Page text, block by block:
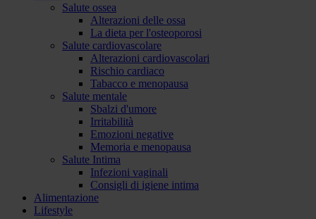
Salute ossea
Alterazioni delle ossa
La dieta per l'osteoporosi
Salute cardiovascolare
Alterazioni cardiovascolari
Rischio cardiaco
Tabacco e menopausa
Salute mentale
Sbalzi d'umore
Irritabilità
Emozioni negative
Memoria e menopausa
Salute Intima
Infezioni vaginali
Consigli di igiene intima
Alimentazione
Lifestyle